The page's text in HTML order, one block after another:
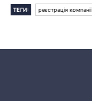
ТЕГИ: реєстрація компанії